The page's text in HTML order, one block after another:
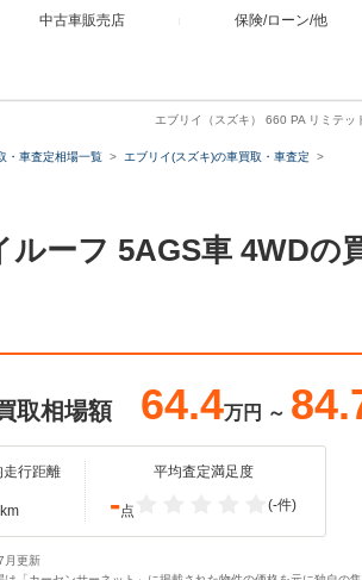
中古車販売店 保険/ローン/他
エブリイ（スズキ） 660 PA リミテ
・車査定相場一覧
エブリイ(スズキ)の車買取・車査定
ーフ 5AGS車 4WDの
取相場額 64.4万円 ～
走行距離 平均査定満足度
-点 (-件)
更新